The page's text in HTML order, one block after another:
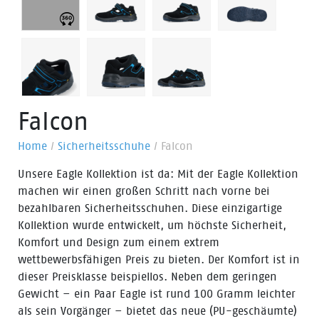
Falcon
Home / Sicherheitsschuhe / Falcon
Unsere Eagle Kollektion ist da: Mit der Eagle Kollektion
machen wir einen großen Schritt nach vorne bei
bezahlbaren Sicherheitsschuhen. Diese einzigartige
Kollektion wurde entwickelt, um höchste Sicherheit,
Komfort und Design zum einem extrem
wettbewerbsfähigen Preis zu bieten. Der Komfort ist in
dieser Preisklasse beispiellos. Neben dem geringen
Gewicht – ein Paar Eagle ist rund 100 Gramm leichter
als sein Vorgänger – bietet das neue (PU-geschäumte)